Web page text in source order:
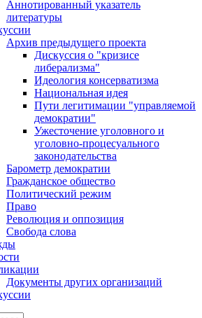
Аннотированный указатель
литературы
Архив предыдущего проекта
Дискуссия о "кризисе
либерализма"
Идеология консерватизма
Национальная идея
Пути легитимации "управляемой
демократии"
Ужесточение уголовного и
уголовно-процесуального
законодательства
Барометр демократии
Гражданское общество
Политический режим
Право
Революция и оппозиция
Свобода слова
Документы других организаций